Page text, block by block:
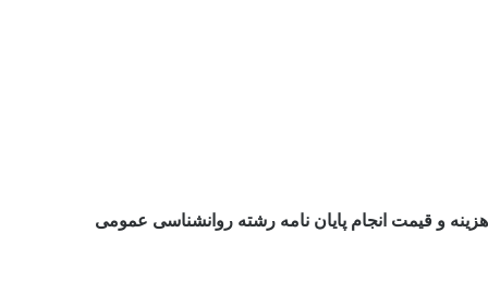
هزینه و قیمت انجام پایان نامه رشته روانشناسی عمومی